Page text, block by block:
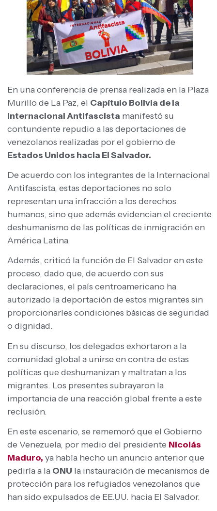
En una conferencia de prensa realizada en la Plaza
Murillo de La Paz, el Capítulo Bolivia de la
Internacional Antifascista manifestó su
contundente repudio a las deportaciones de
venezolanos realizadas por el gobierno de
Estados Unidos hacia El Salvador.
De acuerdo con los integrantes de la Internacional
Antifascista, estas deportaciones no solo
representan una infracción a los derechos
humanos, sino que además evidencian el creciente
deshumanismo de las políticas de inmigración en
América Latina.
Además, criticó la función de El Salvador en este
proceso, dado que, de acuerdo con sus
declaraciones, el país centroamericano ha
autorizado la deportación de estos migrantes sin
proporcionarles condiciones básicas de seguridad
o dignidad.
En su discurso, los delegados exhortaron a la
comunidad global a unirse en contra de estas
políticas que deshumanizan y maltratan a los
migrantes. Los presentes subrayaron la
importancia de una reacción global frente a este
reclusión.
En este escenario, se rememoró que el Gobierno
de Venezuela, por medio del presidente Nicolás
Maduro, ya había hecho un anuncio anterior que
pediría a la ONU la instauración de mecanismos de
protección para los refugiados venezolanos que
han sido expulsados de EE.UU. hacia El Salvador.